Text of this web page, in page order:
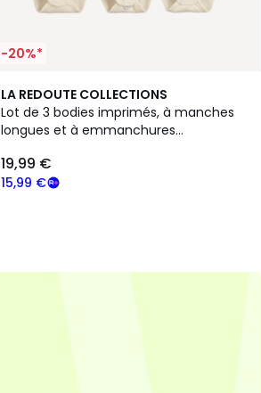
-20%*
LA REDOUTE COLLECTIONS
Lot de 3 bodies imprimés, à manches
longues et à emmanchures
15,99 €
19,99 €